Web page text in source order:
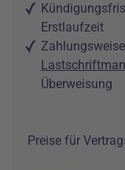
Erstlaufzeit
Überweisung
Preise für